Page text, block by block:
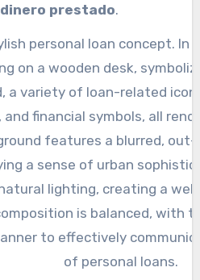
dinero prestado.